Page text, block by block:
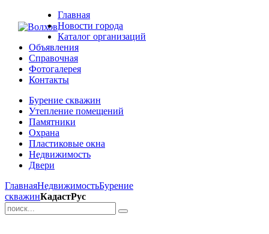
Главная
Новости города
Каталог организаций
Объявления
Справочная
Фотогалерея
Контакты
Бурение скважин
Утепление помещений
Памятники
Охрана
Пластиковые окна
Недвижимость
Двери
ГлавнаяНедвижимостьБурение
скважинКадастРус